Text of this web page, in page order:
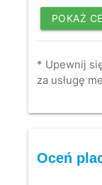
POKAŻ
* Upewnij
za usługę
Oceń